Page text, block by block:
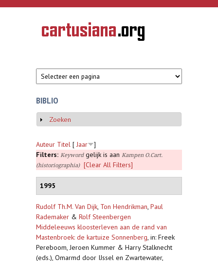
Overslaan en naar de inhoud gaan
CARTUSIANA
Geschiedenis
van de
BIBLIO
Weergeven
Zoeken
Auteur Titel [ Jaar
]
Filters: Keywordgelijk is aan Kampen O.Cart.
(historiographia)
[Clear All Filters]
1995
Rudolf Th.M. Van Dijk, Ton Hendrikman, Paul
Rademaker & Rolf Steenbergen
Middeleeuws kloosterleven aan de rand van
Mastenbroek: de kartuize Sonnenberg, in: Freek
Pereboom, Jeroen Kummer & Harry Stalknecht
(eds.), Omarmd door IJssel en Zwartewater,